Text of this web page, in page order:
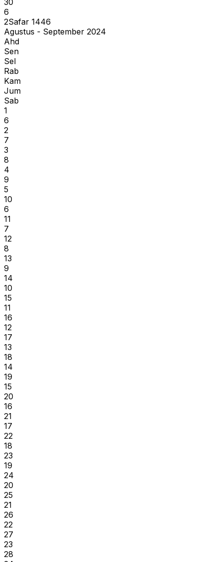
6
2Safar 1446
Agustus - September 2024
Ahd
Sen
Sel
Rab
Kam
Jum
Sab
1
6
2
7
3
8
4
9
5
10
6
11
7
12
8
13
9
14
10
15
11
16
12
17
13
18
14
19
15
20
16
21
17
22
18
23
19
24
20
25
21
26
22
27
23
28